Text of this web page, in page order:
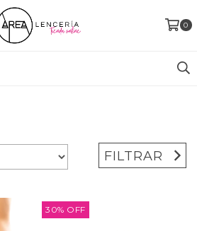
0
FILTRAR
30% OFF